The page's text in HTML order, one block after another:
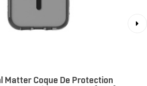
Matter Coque De Protection